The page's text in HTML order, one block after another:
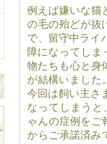
例えば嫌いな猫
の毛の殆どが抜
で、留守中ライ
障になってしま
物たちも心と身
が結構いました
今回は飼い主さ
なってしまうと
ゃんの症例をご
からご承諾済み